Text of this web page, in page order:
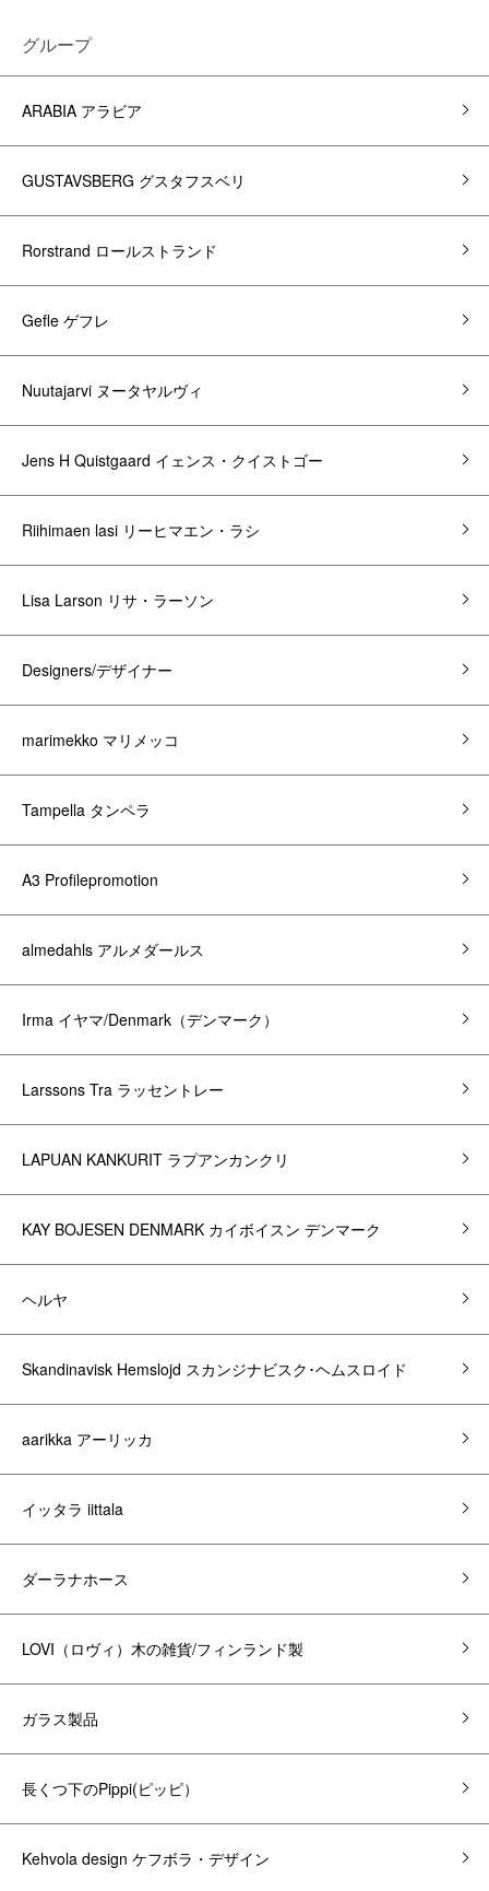
グループ
ARABIA アラビア
GUSTAVSBERG グスタフスベリ
Rorstrand ロールストランド
Gefle ゲフレ
Nuutajarvi ヌータヤルヴィ
Jens H Quistgaard イェンス・クイストゴー
Riihimaen lasi リーヒマエン・ラシ
Lisa Larson リサ・ラーソン
Designers/デザイナー
marimekko マリメッコ
Tampella タンペラ
A3 Profilepromotion
almedahls アルメダールス
Irma イヤマ/Denmark（デンマーク）
Larssons Tra ラッセントレー
LAPUAN KANKURIT ラプアンカンクリ
KAY BOJESEN DENMARK カイボイスン デンマーク
ヘルヤ
Skandinavisk Hemslojd スカンジナビスク･ヘムスロイド
aarikka アーリッカ
イッタラ iittala
ダーラナホース
LOVI（ロヴィ）木の雑貨/フィンランド製
ガラス製品
長くつ下のPippi(ピッピ）
Kehvola design ケフボラ・デザイン